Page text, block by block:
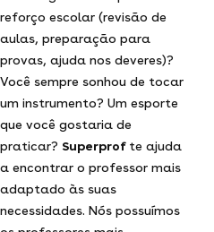
reforço escolar (revisão de
aulas, preparação para
provas, ajuda nos deveres)?
Você sempre sonhou de tocar
um instrumento? Um esporte
que você gostaria de
praticar? Superprof te ajuda
a encontrar o professor mais
adaptado às suas
necessidades. Nós possuímos